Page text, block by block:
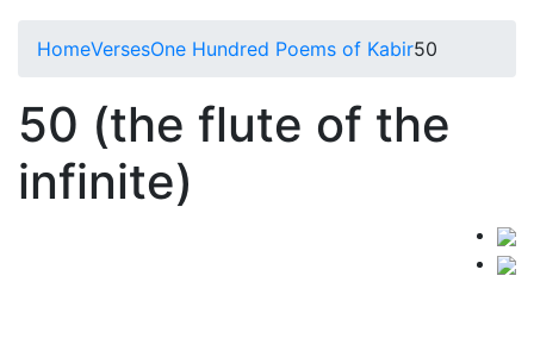
HomeVersesOne Hundred Poems of Kabir50
50 (the flute of the
infinite)